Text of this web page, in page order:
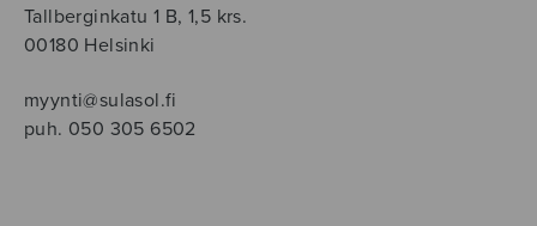
Tallberginkatu 1 B, 1,5 krs.
00180 Helsinki
myynti@sulasol.fi
puh. 050 305 6502